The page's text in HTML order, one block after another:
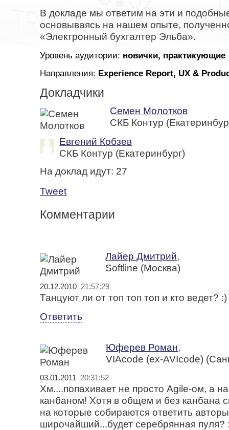
В докладе мы ответим на эти и
основываясь на нашем опыте,
«Электронный бухгалтер Эльба».
Уровень аудитории: новички, практикующие
Направления: Experience Report, UX &
Докладчики
Семен Молотков
СКБ Контур
Евгений Кобзев
СКБ Контур (Екатеринбург)
На доклад идут: 27
Tweet
Комментарии
Лайер Дмитрий,
Softline (Москва)
20.12.2010 21:57:29
Танцуют ли от топ топ топ и кто ведет? :)
Ответить
Юферев Роман,
VIAcode (ex-AVIcode)
03.01.2011 20:31:52
Хм....попахивает не просто Agile-ом, а
канбаном! Хотя в общем и без канбана
на которые собираются ответить
широчайший...будет серебрянная пуля?